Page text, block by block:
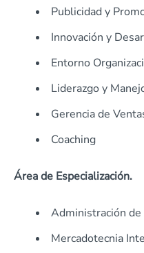
Publicidad y
Innovación y
Entorno
Liderazgo y
Gerencia de
Coaching
Área de Especialización.
Administración de
Mercadotecnia